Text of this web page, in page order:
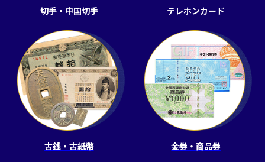
切手・中国切手 テレホンカード
古銭・古紙幣 金券・商品券